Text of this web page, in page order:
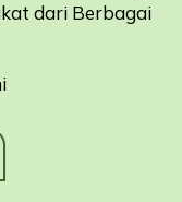
dari Berbagai